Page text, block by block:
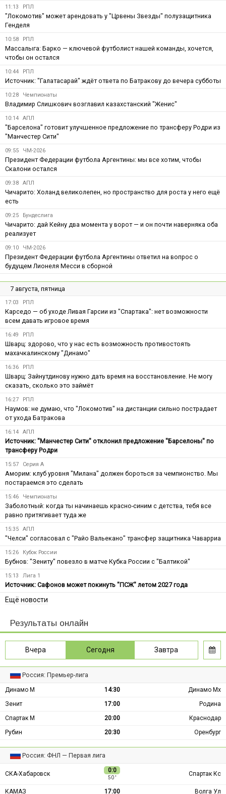
11:13 РПЛ
"Локомотив" может арендовать у "Црвены Звезды" полузащитника
Генделя
10:58 РПЛ
Массалыга: Барко — ключевой футболист нашей команды, хочется,
чтобы он остался
10:44 РПЛ
Источник: "Галатасарай" ждёт ответа по Батракову до вечера субботы
10:28 Чемпионаты
Владимир Слишкович возглавил казахстанский "Женис"
10:14 АПЛ
"Барселона" готовит улучшенное предложение по трансферу Родри из
"Манчестер Сити"
09:55 ЧМ-2026
Президент Федерации футбола Аргентины: мы все хотим, чтобы
Скалони остался
09:38 АПЛ
Чичарито: Холанд великолепен, но пространство для роста у него ещё
есть
09:25 Бундеслига
Чичарито: дай Кейну два момента у ворот — и он почти наверняка оба
реализует
09:10 ЧМ-2026
Президент Федерации футбола Аргентины ответил на вопрос о
будущем Лионеля Месси в сборной
7 августа, пятница
17:03 РПЛ
Карседо — об уходе Ливая Гарсии из "Спартака": нет возможности
всем давать игровое время
16:49 РПЛ
Шварц: здорово, что у нас есть возможность противостоять
махачкалинскому "Динамо"
16:36 РПЛ
Шварц: Зайнутдинову нужно дать время на восстановление. Не могу
сказать, сколько это займёт
16:27 РПЛ
Наумов: не думаю, что "Локомотив" на дистанции сильно пострадает
от ухода Батракова
16:14 АПЛ
Источник: "Манчестер Сити" отклонил предложение "Барселоны" по
трансферу Родри
15:57 Серия А
Аморим: клуб уровня "Милана" должен бороться за чемпионство. Мы
постараемся это сделать
15:46 Чемпионаты
Заболотный: когда ты начинаешь красно-синим с детства, тебя все
равно притягивает туда же
15:35 АПЛ
"Челси" согласовал с "Райо Вальекано" трансфер защитника Чаварриа
15:26 Кубок России
Бубнов: "Зениту" повезло в матче Кубка России с "Балтикой"
15:13 Лига 1
Источник: Сафонов может покинуть "ПСЖ" летом 2027 года
Ещё новости
Результаты онлайн
Вчера Сегодня Завтра
Россия: Премьер-лига
Динамо М 14:30
Динамо Мх
Зенит
17:00
Родина
Спартак М
20:00
Краснодар
Рубин
20:30 Оренбург
Россия: ФНЛ — Первая лига
СКА-Хабаровск 0:0
50 ′
Спартак Кс
КАМАЗ 17:00 Волга Ул